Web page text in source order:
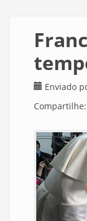
Enviado
Compartilhe: